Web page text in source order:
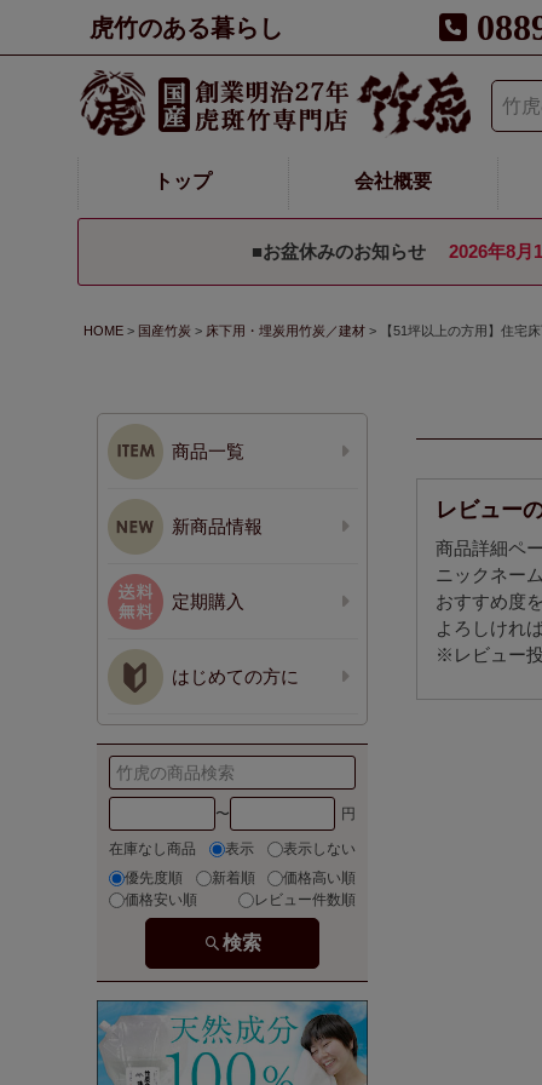
虎竹のある暮らし
トップ 会社概要
■お盆休みのお知らせ 2026年8月
HOME 国産竹炭 床下用・埋炭用竹炭／建材 【51坪以上の方用】住宅
商品一覧
新商品情報
定期購入
はじめての方に
〜
在庫なし商品 表示
表示しない
優先度順
新着順
価格高い順
価格安い順
レビュー件数順
検索
レビュー
商品詳細ペ
ニックネー
おすすめ度
よろしけれ
※レビュー